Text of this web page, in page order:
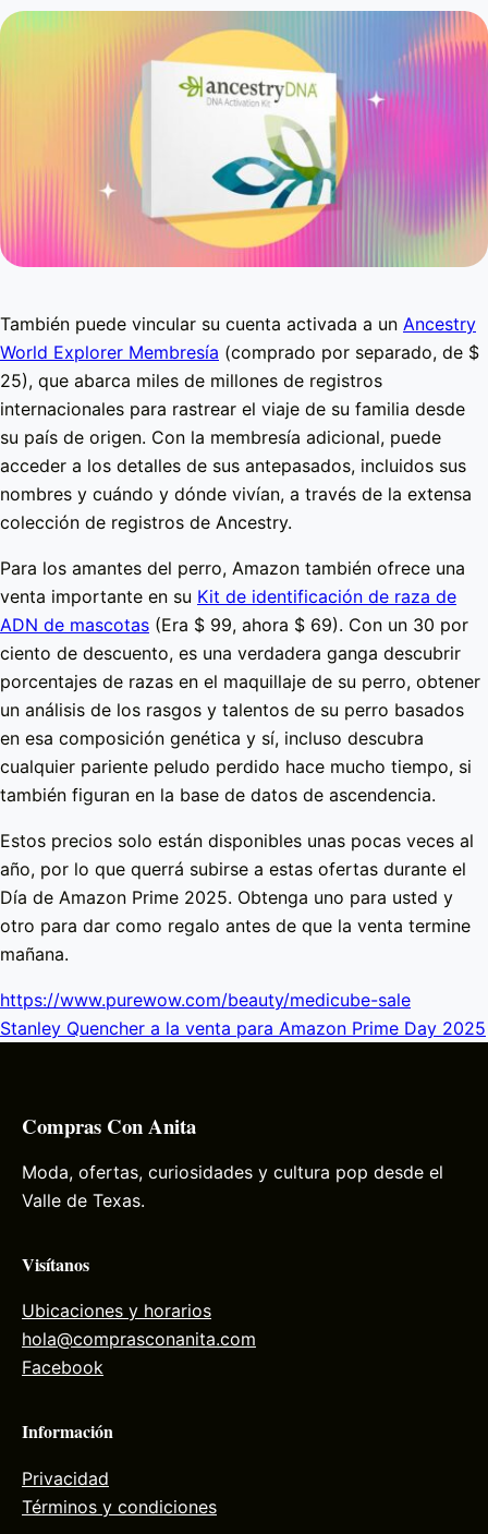
También puede vincular su cuenta activada a un Ancestry
World Explorer Membresía (comprado por separado, de $
25), que abarca miles de millones de registros
internacionales para rastrear el viaje de su familia desde
su país de origen. Con la membresía adicional, puede
acceder a los detalles de sus antepasados, incluidos sus
nombres y cuándo y dónde vivían, a través de la extensa
colección de registros de Ancestry.
Para los amantes del perro, Amazon también ofrece una
venta importante en su Kit de identificación de raza de
ADN de mascotas (Era $ 99, ahora $ 69). Con un 30 por
ciento de descuento, es una verdadera ganga descubrir
porcentajes de razas en el maquillaje de su perro, obtener
un análisis de los rasgos y talentos de su perro basados
en esa composición genética y sí, incluso descubra
cualquier pariente peludo perdido hace mucho tiempo, si
también figuran en la base de datos de ascendencia.
Estos precios solo están disponibles unas pocas veces al
año, por lo que querrá subirse a estas ofertas durante el
Día de Amazon Prime 2025. Obtenga uno para usted y
otro para dar como regalo antes de que la venta termine
mañana.
https://www.purewow.com/beauty/medicube-sale
Stanley Quencher a la venta para Amazon Prime Day 2025
Compras Con Anita
Moda, ofertas, curiosidades y cultura pop desde el
Valle de Texas.
Visítanos
Ubicaciones y horarios
hola@comprasconanita.com
Facebook
Información
Privacidad
Términos y condiciones